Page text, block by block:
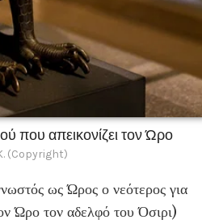
που απεικονίζει τον Ώρο
(Copyright)
ως Ώρος ο νεότερος για
Ώρο τον αδελφό του Όσιρι)